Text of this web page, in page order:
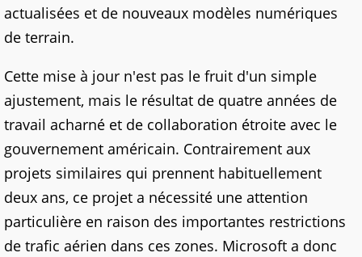
actualisées et de nouveaux modèles numériques
de terrain.
Cette mise à jour n'est pas le fruit d'un simple
ajustement, mais le résultat de quatre années de
travail acharné et de collaboration étroite avec le
gouvernement américain. Contrairement aux
projets similaires qui prennent habituellement
deux ans, ce projet a nécessité une attention
particulière en raison des importantes restrictions
de trafic aérien dans ces zones. Microsoft a donc